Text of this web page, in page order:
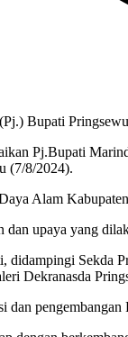
Bupati
Pj.Bupati
(7/8/2024).
Alam
dan upaya yang
didampingi Sekda
Dekranasda
dan